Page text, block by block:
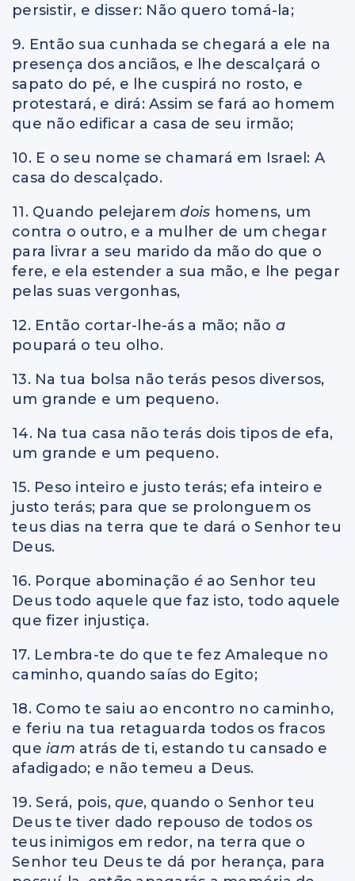
persistir, e disser: Não quero tomá-la;
9. Então sua cunhada se chegará a ele na
presença dos anciãos, e lhe descalçará o
sapato do pé, e lhe cuspirá no rosto, e
protestará, e dirá: Assim se fará ao homem
que não edificar a casa de seu irmão;
10. E o seu nome se chamará em Israel: A
casa do descalçado.
11. Quando pelejaremdois homens, um
contra o outro, e a mulher de um chegar
para livrar a seu marido da mão do que o
fere, e ela estender a sua mão, e lhe pegar
pelas suas vergonhas,
12. Então cortar-lhe-ás a mão; não a
poupará o teu olho.
13. Na tua bolsa não terás pesos diversos,
um grande e um pequeno.
14. Na tua casa não terás dois tipos de efa,
um grande e um pequeno.
15. Peso inteiro e justo terás; efa inteiro e
justo terás; para que se prolonguem os
teus dias na terra que te dará o Senhor teu
Deus.
16. Porque abominação é ao Senhor teu
Deus todo aquele que faz isto, todo aquele
que fizer injustiça.
17. Lembra-te do que te fez Amaleque no
caminho, quando saías do Egito;
18. Como te saiu ao encontro no caminho,
e feriu na tua retaguarda todos os fracos
que iam atrás de ti, estando tu cansado e
afadigado; e não temeu a Deus.
19. Será, pois, que, quando o Senhor teu
Deus te tiver dado repouso de todos os
teus inimigos em redor, na terra que o
Senhor teu Deus te dá por herança, para